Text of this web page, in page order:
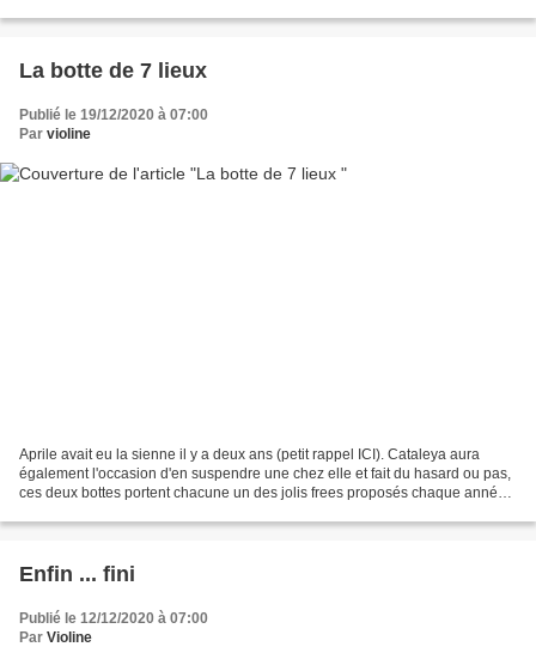
La botte de 7 lieux
Publié le 19/12/2020 à 07:00
Par violine
Aprile avait eu la sienne il y a deux ans (petit rappel ICI). Cataleya aura
également l'occasion d'en suspendre une chez elle et fait du hasard ou pas,
ces deux bottes portent chacune un des jolis frees proposés chaque année
Enfin ... fini
Publié le 12/12/2020 à 07:00
Par Violine